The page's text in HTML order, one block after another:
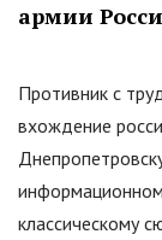
армии
Противник с
вхождение
классическому